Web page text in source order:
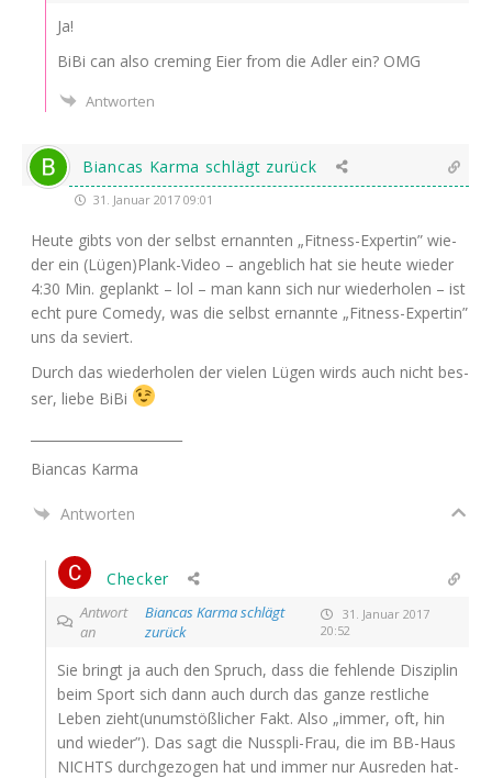
Ja!
BiBi can also cre­ming Eier from die Adler ein? OMG
Antworten
Biancas Karma schlägt zurück
31. Januar 2017 09:01
Heu­te gibts von der selbst ernann­ten „Fit­ness-Exper­tin” wie­
der ein (Lügen)Plank-Video – angeb­lich hat sie heu­te wie­der
4:30 Min. geplankt – lol – man kann sich nur wie­der­ho­len – ist
echt pure Come­dy, was die selbst ernann­te „Fit­ness-Exper­tin”
uns da seviert.
Durch das wie­der­ho­len der vie­len Lügen wirds auch nicht bes­
ser, lie­be BiBi
Bian­cas Karma
Antworten
Checker
Antwort
an
Biancas Karma schlägt
zurück
31. Januar 2017
20:52
Sie bringt ja auch den Spruch, dass die feh­len­de Dis­zi­plin
beim Sport sich dann auch durch das gan­ze rest­li­che
Leben zieht(unumstößlicher Fakt. Also „immer, oft, hin
und wie­der”). Das sagt die Nus­spli-Frau, die im BB-Haus
NICHTS durch­ge­zo­gen hat und immer nur Aus­re­den hat­